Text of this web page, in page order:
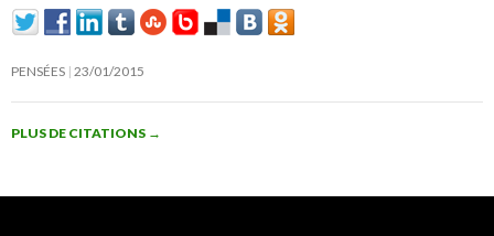
PENSÉES 23/01/2015
PLUS DE CITATIONS →